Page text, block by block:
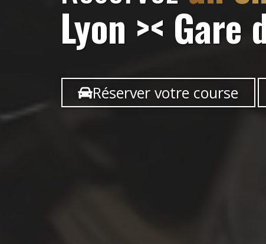
Lyon >< Gare
Réserver votre course